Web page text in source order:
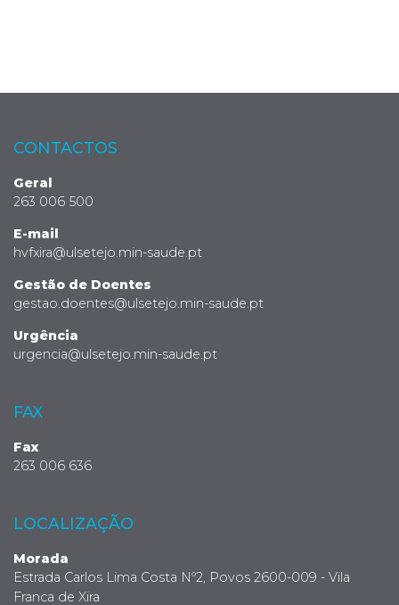
CONTACTOS
Geral
263 006 500
E-mail
hvfxira@ulsetejo.min-saude.pt
Gestão de Doentes
gestao.doentes@ulsetejo.min-saude.pt
Urgência
urgencia@ulsetejo.min-saude.pt
FAX
Fax
263 006 636
LOCALIZAÇÃO
Morada
Estrada Carlos Lima Costa Nº2, Povos 2600-009 - Vila
Franca de Xira